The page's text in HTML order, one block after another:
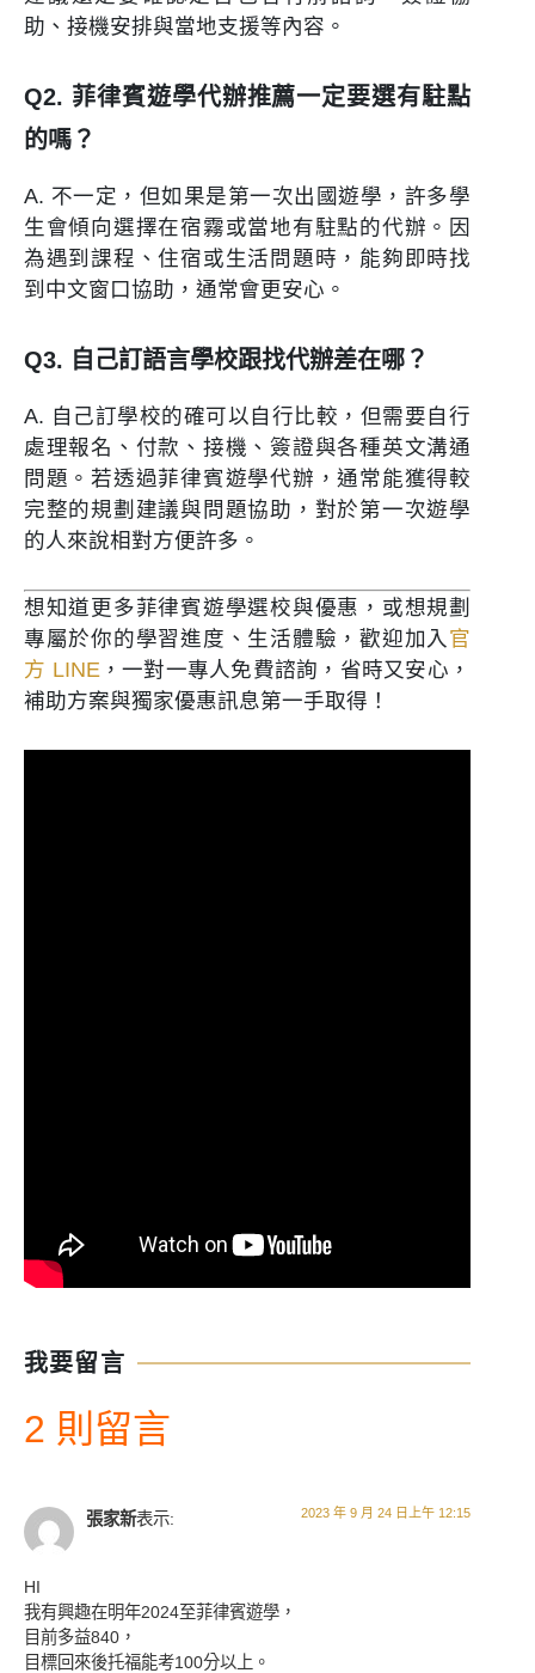
助、接機安排與當地支援等內容。
Q2. 菲律賓遊學代辦推薦一定要選有駐點
的嗎？
A. 不一定，但如果是第一次出國遊學，許多學
生會傾向選擇在宿霧或當地有駐點的代辦。因
為遇到課程、住宿或生活問題時，能夠即時找
到中文窗口協助，通常會更安心。
Q3. 自己訂語言學校跟找代辦差在哪？
A. 自己訂學校的確可以自行比較，但需要自行
處理報名、付款、接機、簽證與各種英文溝通
問題。若透過菲律賓遊學代辦，通常能獲得較
完整的規劃建議與問題協助，對於第一次遊學
的人來說相對方便許多。
想知道更多菲律賓遊學選校與優惠，或想規劃
專屬於你的學習進度、生活體驗，歡迎加入 官
方 LINE，一對一專人免費諮詢，省時又安心，
補助方案與獨家優惠訊息第一手取得！
我要留言
2 則留言
張家新表示: 2023 年 9 月 24 日上午 12:15
HI
我有興趣在明年2024至菲律賓遊學，
目前多益840，
目標回來後托福能考100分以上。